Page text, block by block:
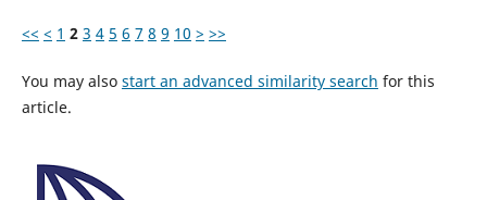
<< < 1 2 3 4 5 6 7 8 9 10 > >>
You may also start an advanced similarity search for this
article.